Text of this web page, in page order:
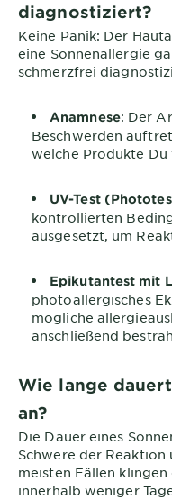
diagnostiziert?
Keine Panik: Der
eine Sonnenallergie
schmerzfrei
Anamnese: Der
Beschwerden
welche Produkte Du
UV-Test
kontrollierten
ausgesetzt, um
Epikutantest mit
photoallergisches
mögliche
anschließend
Wie lange
an?
Die Dauer eines
Schwere der Reaktion
meisten Fällen
innerhalb weniger